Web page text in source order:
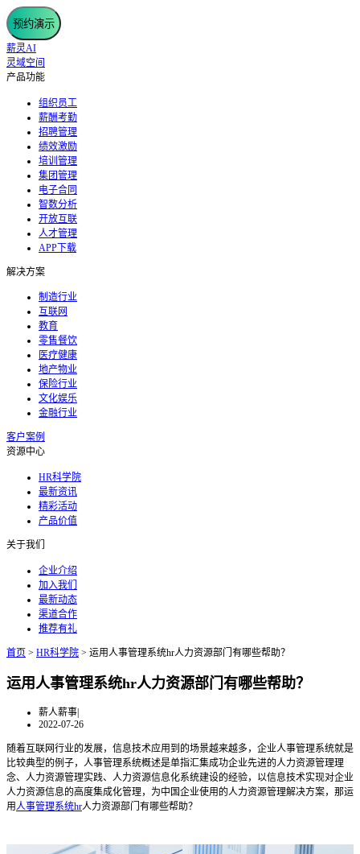
预约演示
薪灵AI
灵域空间
产品功能
组织员工
薪酬考勤
招聘管理
绩效激励
培训管理
集团管理
电子合同
智数分析
开放互联
人才管理
APP下载
解决方案
制造行业
互联网
教育
零售餐饮
医疗健康
地产物业
保险行业
文化娱乐
金融行业
客户案例
资源中心
HR科学院
最新资讯
精彩活动
产品价值
关于我们
企业介绍
加入我们
最新动态
渠道合作
推荐有礼
首页 > HR科学院 > 运用人事管理系统hr人力资源部门有哪些帮助？
运用人事管理系统hr人力资源部门有哪些帮助？
薪人薪事|
2022-07-26
随着互联网行业的发展，信息技术应用到的场景越来越多，企业人事管理系统就是
比较典型的例子，人事管理系统概述是单指汇集成功企业先进的人力资源管理理
念、人力资源管理实践、人力资源信息化系统建设的经验，以信息技术实现对企业
人力资源信息的高度集成化管理，为中国企业使用的人力资源管理解决方案，那运
用人事管理系统hr人力资源部门有哪些帮助？